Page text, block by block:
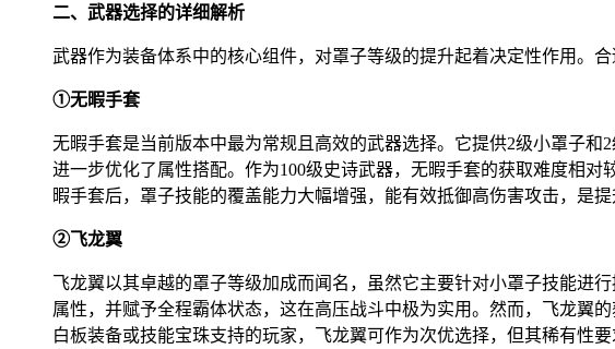
二、武器选择的详细解析
武器作为装备体系中的核心组件，对罩子等级的提升起着决定性作用。
①无暇手套
无暇手套是当前版本中最为常规且高效的武器选择。它提供2级小罩子
进一步优化了属性搭配。作为100级史诗武器，无暇手套的获取难度相
暇手套后，罩子技能的覆盖能力大幅增强，能有效抵御高伤害攻击，是
②飞龙翼
飞龙翼以其卓越的罩子等级加成而闻名，虽然它主要针对小罩子技能进
属性，并赋予全程霸体状态，这在高压战斗中极为实用。然而，飞龙翼
白板装备或技能宝珠支持的玩家，飞龙翼可作为次优选择，但其稀有性